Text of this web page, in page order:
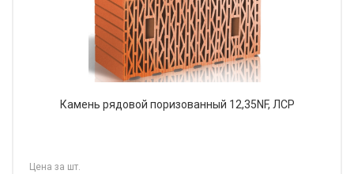
Камень рядовой поризованный 12,35NF, ЛСР
Цена за шт.